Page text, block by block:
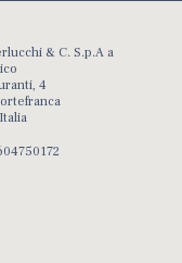
& C. S.p.A a
4